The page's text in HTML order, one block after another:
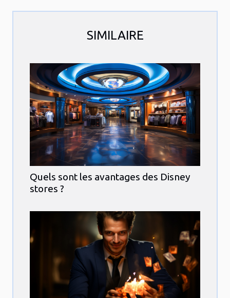
SIMILAIRE
Quels sont les avantages des Disney
stores ?